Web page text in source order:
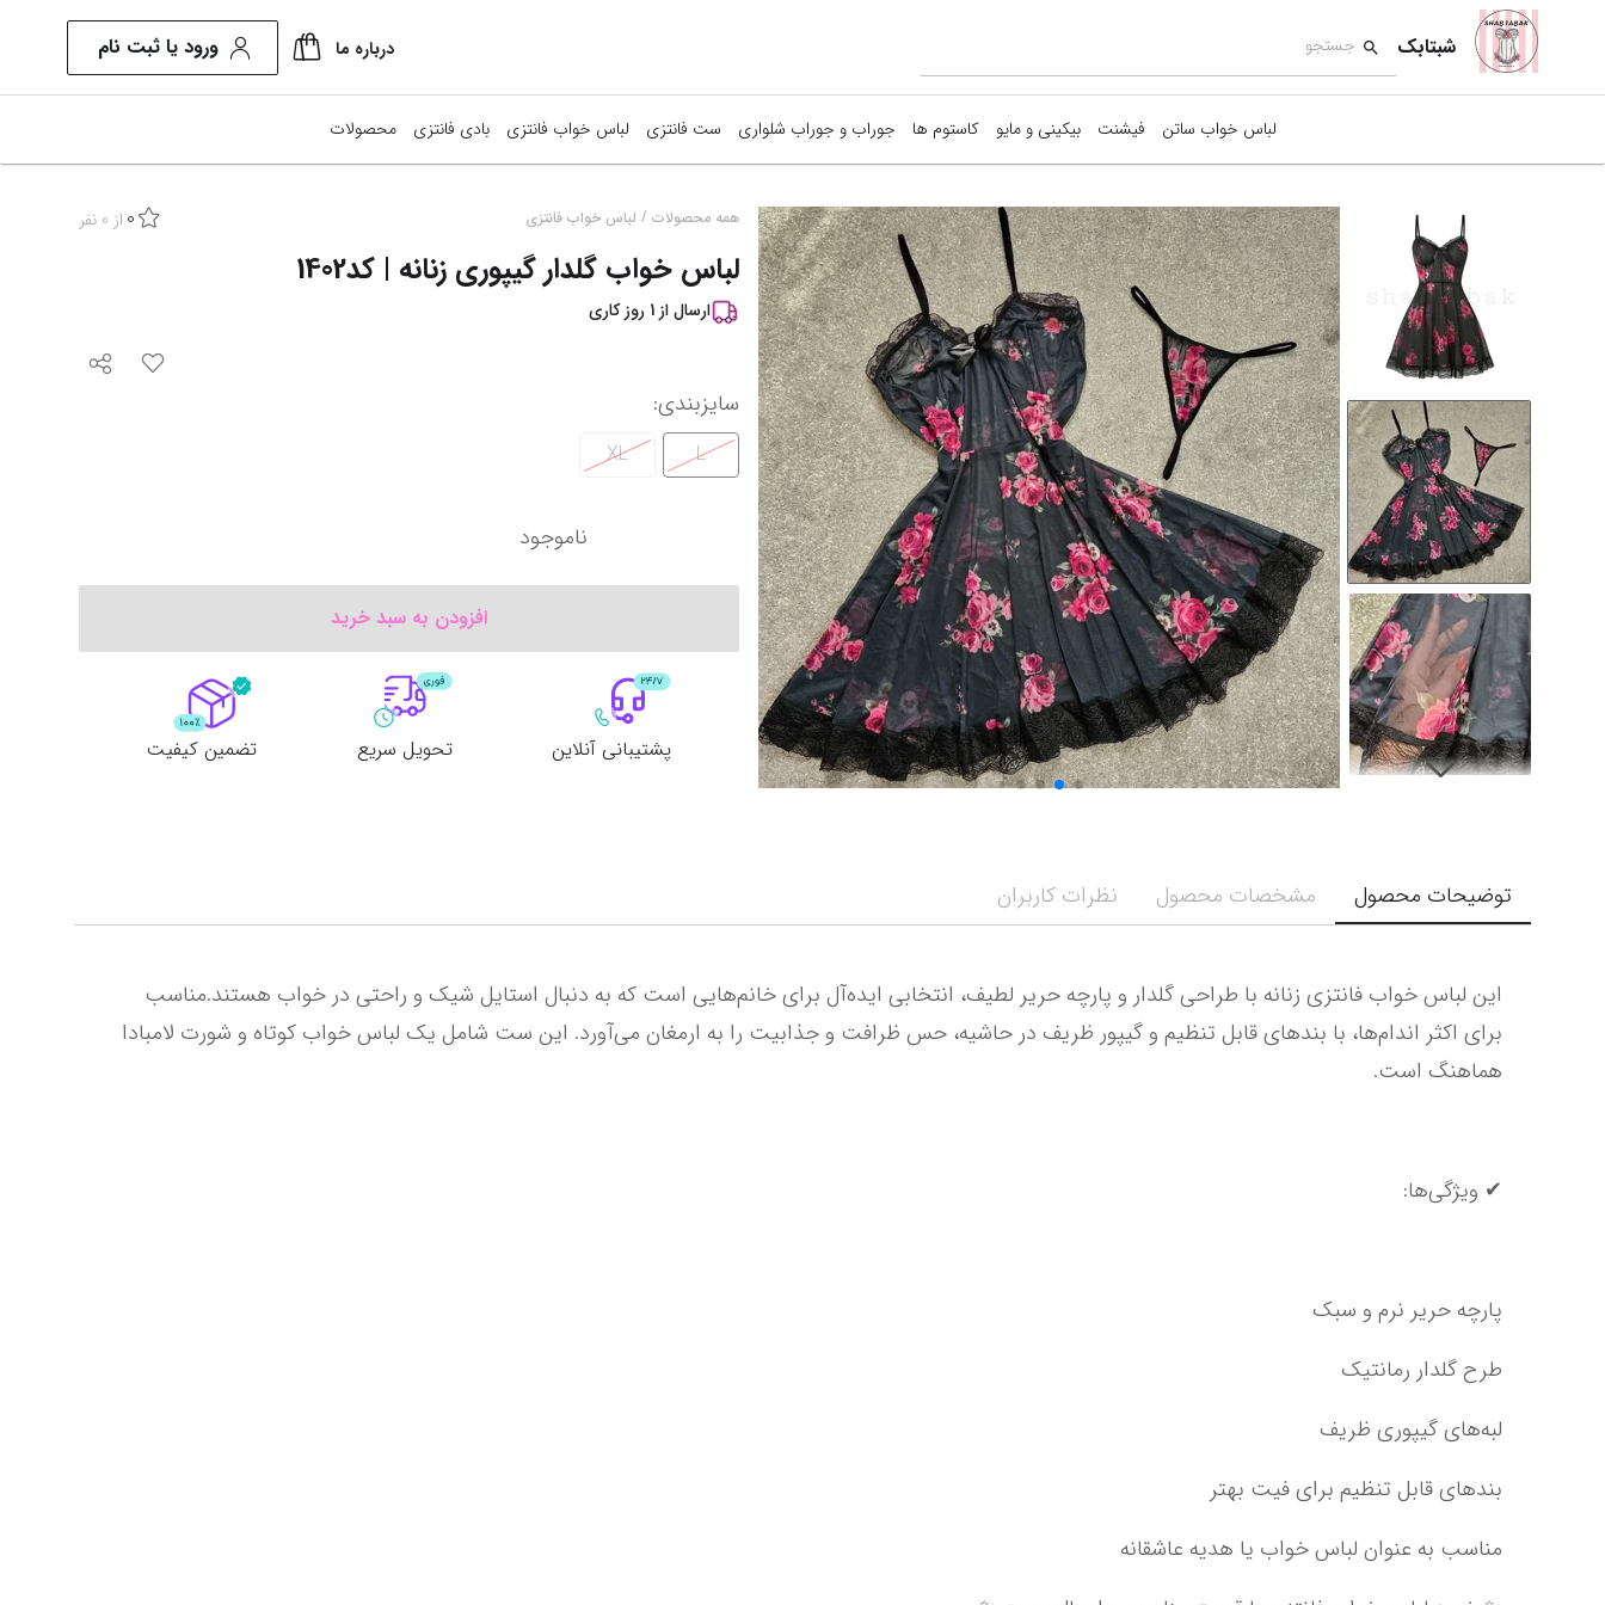
شبتابک درباره ما ورود یا ثبت نام
لباس خواب ساتن فیشنت بیکینی و مایو کاستوم ها جوراب و جوراب شلواری ست فانتزی لباس خواب فانتزی بادی فانتزی محصولات
همه محصولات / لباس خواب فانتزی 0 از 0 نفر
لباس خواب گلدار گیپوری زنانه | کد1402
ارسال از 1 روز کاری
سایزبندی:
L
XL
ناموجود
افزودن به سبد خرید
پشتیبانی آنلاین تحویل سریع تضمین کیفیت
توضیحات محصول مشخصات محصول نظرات کاربران
هماهنگ است.
✔ ویژگی‌ها:
پارچه حریر نرم و سبک
طرح گلدار رمانتیک
لبه‌های گیپوری ظریف
بندهای قابل تنظیم برای فیت بهتر
مناسب به عنوان لباس خواب یا هدیه عاشقانه